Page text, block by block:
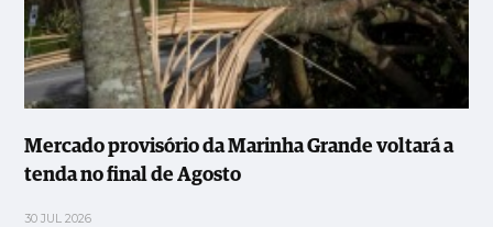
Mercado provisório da Marinha Grande voltará a
tenda no final de Agosto
30 JUL 2026